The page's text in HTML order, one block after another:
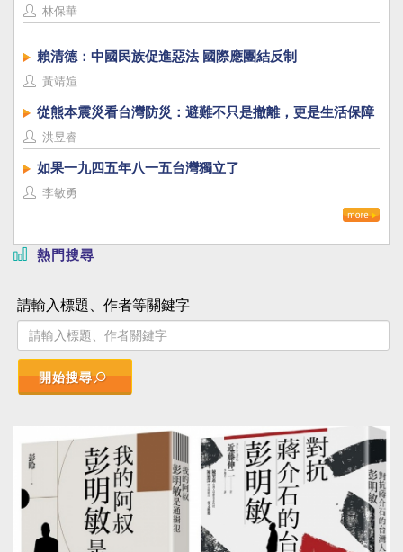
林保華
賴清德：中國民族促進惡法 國際應團結反制
黃靖媗
從熊本震災看台灣防災：避難不只是撤離，更是生活保障
洪昱睿
如果一九四五年八一五台灣獨立了
李敏勇
熱門搜尋
請輸入標題、作者等關鍵字
開始搜尋